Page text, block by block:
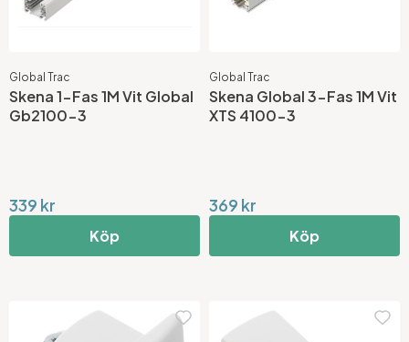
Global Trac
Skena 1-Fas 1M Vit Global
Gb2100-3
339 kr
Köp
Global Trac
Skena Global 3-Fas 1M Vit
XTS 4100-3
369 kr
Köp